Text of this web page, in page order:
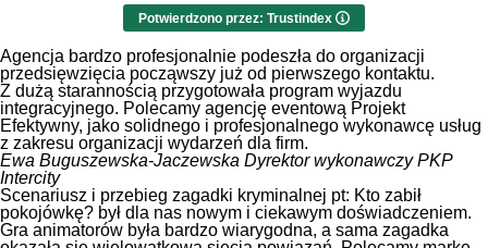
Potwierdzono przez: Trustindex
Agencja bardzo profesjonalnie podeszła do organizacji
przedsięwzięcia począwszy już od pierwszego kontaktu.
Z dużą starannością przygotowała program wyjazdu
integracyjnego. Polecamy agencję eventową Projekt
Efektywny, jako solidnego i profesjonalnego wykonawcę usług
z zakresu organizacji wydarzeń dla firm.
Ewa Buguszewska-Jaczewska Dyrektor wykonawczy PKP
Intercity
Scenariusz i przebieg zagadki kryminalnej pt: Kto zabił
pokojówkę? był dla nas nowym i ciekawym doświadczeniem.
Gra animatorów była bardzo wiarygodna, a sama zagadka